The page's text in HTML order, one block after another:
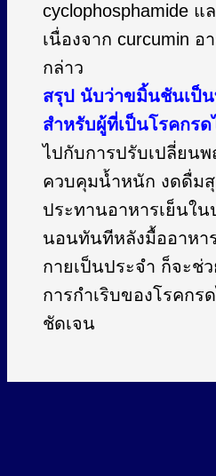
cyclophosphamide แ
เนื่องจาก curcumin
กล่าว
สรุป นับว่าขมิ้นชันเป็น
สำหรับผู้ที่เป็นโรคกร
ไปกับการปรับเปลี่ยน
ควบคุมน้ำหนัก งดดื่ม
ประทานอาหารเย็นใ
นอนทันทีหลังมื้ออาหา
กายเป็นประจำ ก็จะช่
การกำเริบของโรคกร
ชัดเจน